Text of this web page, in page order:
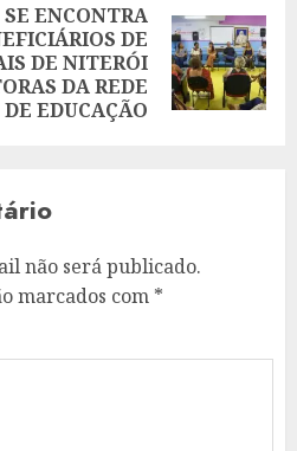
ENCONTRA
DE
DE NITERÓI
DA REDE
EDUCAÇÃO
não será publicado.
marcados com *